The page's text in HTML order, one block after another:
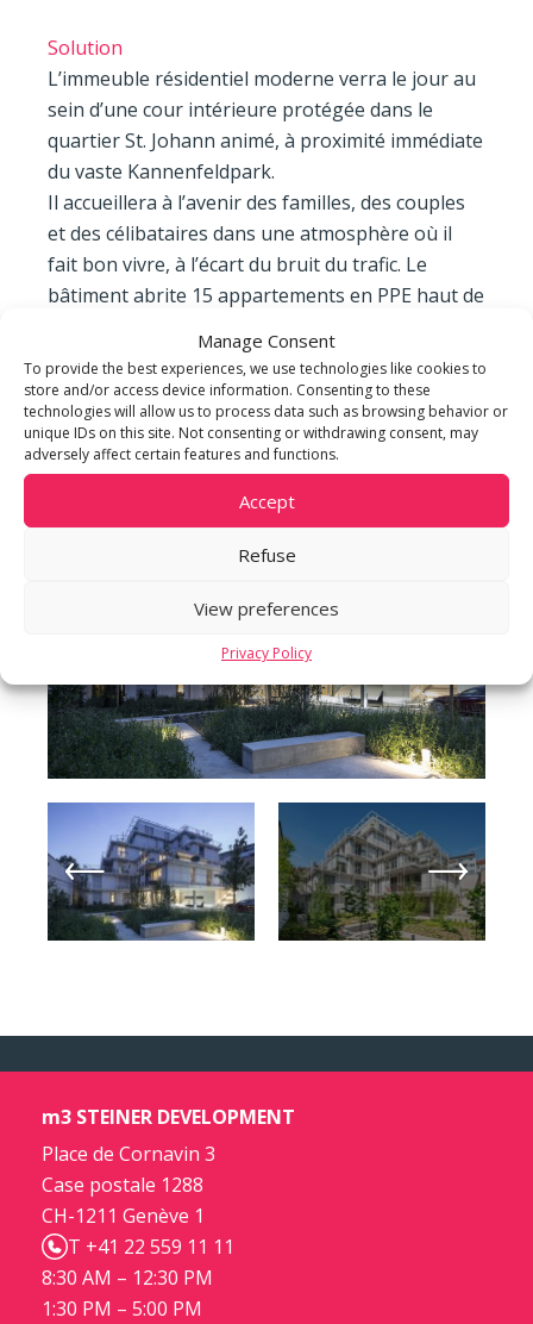
Manage Consent
To provide the best experiences, we use technologies like cookies to
store and/or access device information. Consenting to these
technologies will allow us to process data such as browsing behavior or
unique IDs on this site. Not consenting or withdrawing consent, may
adversely affect certain features and functions.
Accept
Refuse
View preferences
Privacy Policy
Solution
L’immeuble résidentiel moderne verra le jour au
sein d’une cour intérieure protégée dans le
quartier St. Johann animé, à proximité immédiate
du vaste Kannenfeldpark.
Il accueillera à l’avenir des familles, des couples
et des célibataires dans une atmosphère où il
fait bon vivre, à l’écart du bruit du trafic. Le
bâtiment abrite 15 appartements en PPE haut de
appartements de 2,5 à 5,5 pièces présentent une
structure moderne, des volumes généreux et des
espaces extérieurs accueillants.
m3 STEINER DEVELOPMENT
Place de Cornavin 3
Case postale 1288
CH-1211 Genève 1
T +41 22 559 11 11
8:30 AM – 12:30 PM
1:30 PM – 5:00 PM